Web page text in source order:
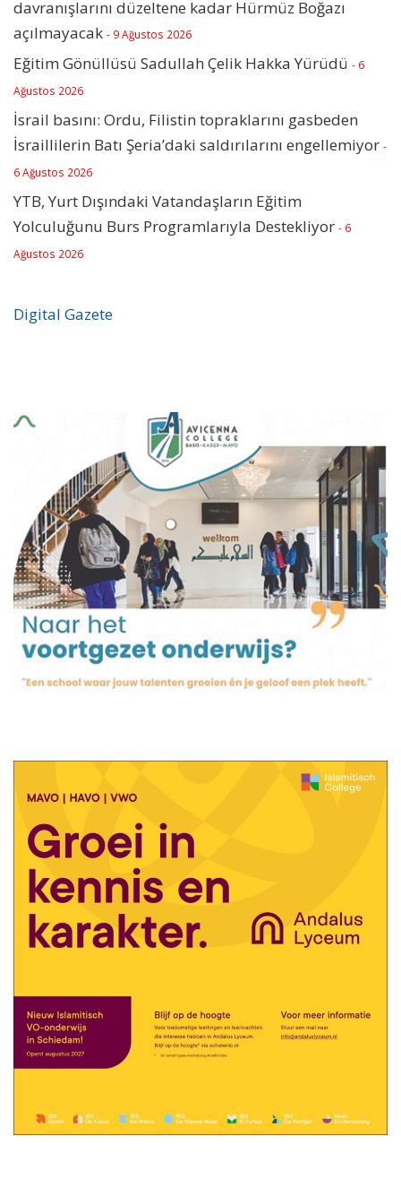
davranışlarını düzeltene kadar Hürmüz Boğazı
açılmayacak - 9 Ağustos 2026
Eğitim Gönüllüsü Sadullah Çelik Hakka Yürüdü - 6
Ağustos 2026
İsrail basını: Ordu, Filistin topraklarını gasbeden
İsraillilerin Batı Şeria’daki saldırılarını engellemiyor -
6 Ağustos 2026
YTB, Yurt Dışındaki Vatandaşların Eğitim
Yolculuğunu Burs Programlarıyla Destekliyor - 6
Ağustos 2026
Digital Gazete